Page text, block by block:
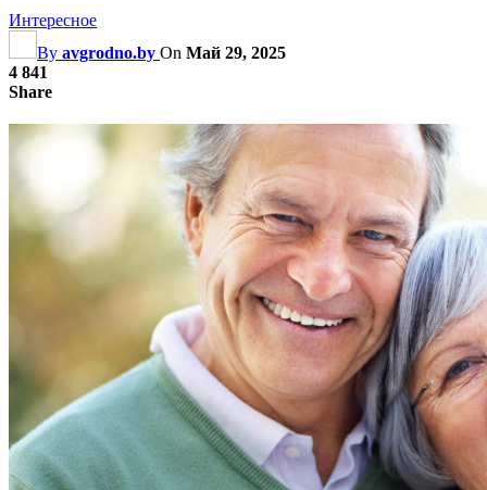
Интересное
By avgrodno.by On Май 29, 2025
4 841
Share